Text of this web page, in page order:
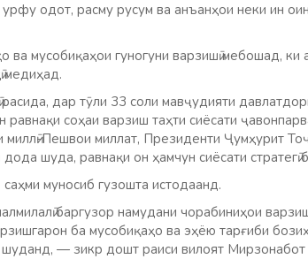
одот, расму русум ва анъанҳои неки ин
ва мусобиқаҳои гуногуни варзишӣ мебошад, ки
медиҳад.
дар тӯли 33 соли мавҷудияти
соҳаи варзиш таҳти сиёсати
Пешвои миллат, Президенти Ҷумҳурит
шуда, равнақи он ҳамчун сиёсати
муносиб гузошта истодаанд.
баргузор намудани чорабиниҳои
ба мусобиқаҳо ва эҳёю тарғиби
— зикр дошт раиси вилоят